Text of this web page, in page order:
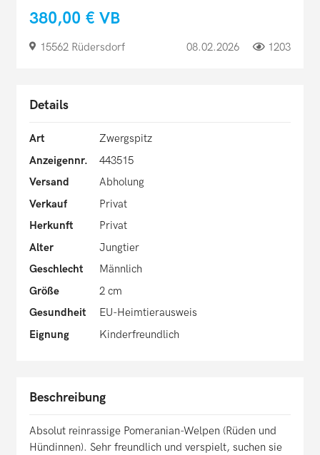
380,00 € VB
15562 Rüdersdorf 08.02.2026 1203
Details
Art
Zwergspitz
Anzeigennr.
443515
Versand
Abholung
Verkauf
Privat
Herkunft
Privat
Alter
Jungtier
Geschlecht
Männlich
Größe
2 cm
Gesundheit
EU-Heimtierausweis
Eignung
Kinderfreundlich
Beschreibung
Absolut reinrassige Pomeranian-Welpen (Rüden und
Hündinnen). Sehr freundlich und verspielt, suchen sie